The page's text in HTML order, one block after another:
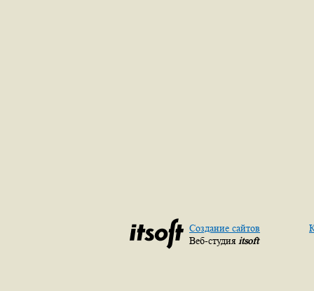
Создание сайтов
Веб-студия itsoft